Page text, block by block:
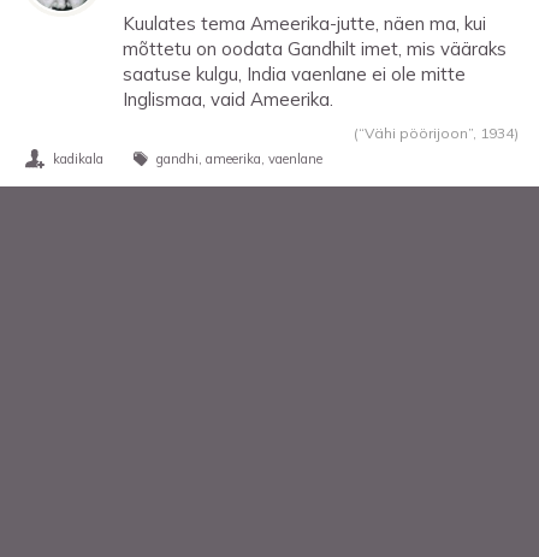
Kuulates tema Ameerika-jutte, näen ma, kui
mõttetu on oodata Gandhilt imet, mis vääraks
saatuse kulgu, India vaenlane ei ole mitte
Inglismaa, vaid Ameerika.
(“Vähi pöörijoon”, 1934)
kadikala gandhi ameerika vaenlane